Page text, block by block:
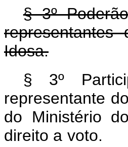
§ 3º
Idosa.
§ 3º
representante
do Ministério
direito a